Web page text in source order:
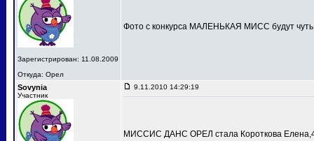
Зарегистрирован: 11.08.2009
Откуда: Орел
Фото с конкурса МАЛЕНЬКАЯ МИСС будут
Sovynia
Участник
9.11.2010 14:29:19
МИССИС ДАНС ОРЕЛ стала Короткова